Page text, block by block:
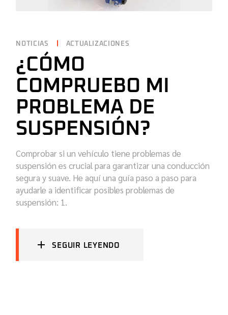
NOTICIAS ACTUALIZACIONES
¿CÓMO
COMPRUEBO MI
PROBLEMA DE
SUSPENSIÓN?
Comprobar si un vehículo tiene problemas de
suspensión es crucial para garantizar una conducción
segura y suave. He aquí una guía paso a paso para
ayudarle a identificar posibles problemas de
suspensión: 1.
SEGUIR LEYENDO